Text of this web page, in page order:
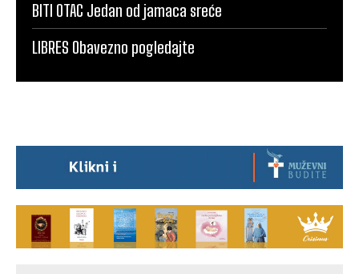
BITI OTAC Jedan od jamaca sreće
LIBRES Obavezno pogledajte